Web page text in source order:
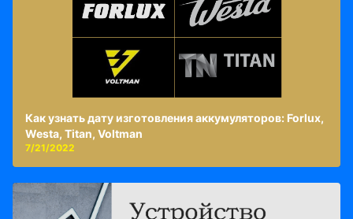
Как узнать дату изготовления аккумуляторов: Forlux,
Westa, Titan, Voltman
7/21/2022